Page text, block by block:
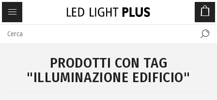
PRODOTTI CON TAG
"ILLUMINAZIONE EDIFICIO"